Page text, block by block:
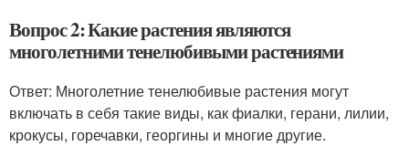
Вопрос 2: Какие растения являются
многолетними тенелюбивыми растениями
Ответ: Многолетние тенелюбивые растения могут
включать в себя такие виды, как фиалки, герани, лилии,
крокусы, горечавки, георгины и многие другие.